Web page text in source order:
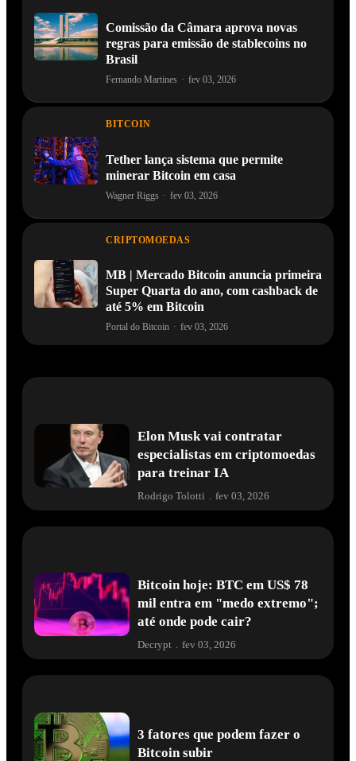
Comissão da Câmara aprova novas
regras para emissão de stablecoins no
Brasil
Fernando Martines · fev 03, 2026
BITCOIN
Tether lança sistema que permite
minerar Bitcoin em casa
Wagner Riggs · fev 03, 2026
CRIPTOMOEDAS
MB | Mercado Bitcoin anuncia primeira
Super Quarta do ano, com cashback de
até 5% em Bitcoin
Portal do Bitcoin · fev 03, 2026
Elon Musk vai contratar
especialistas em criptomoedas
para treinar IA
Rodrigo Tolotti fev 03, 2026
Bitcoin hoje: BTC em US$ 78
mil entra em "medo extremo";
até onde pode cair?
Decrypt . fev 03, 2026
3 fatores que podem fazer o
Bitcoin subir